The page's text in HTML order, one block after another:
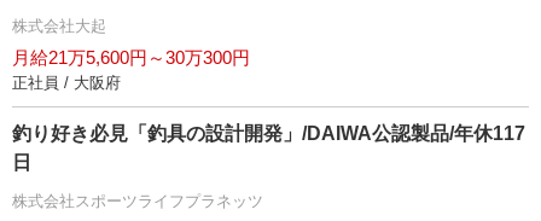
株式会社大起
月給21万5,600円～30万300円
正社員 / 大阪府
釣り好き必見「釣具の設計開発」/DAIWA公認製品/年休117
日
株式会社スポーツライフプラネッツ